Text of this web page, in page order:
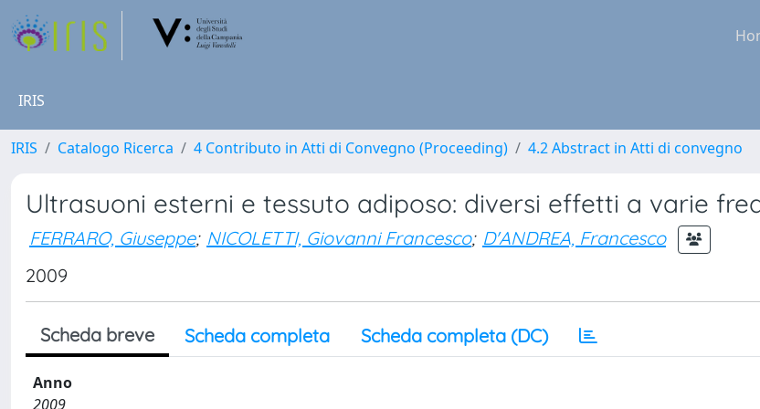
IRIS
IRIS Catalogo Ricerca 4 Contributo in Atti di Convegno (Proceeding) 4.2 Abstract in Atti di convegno
Ultrasuoni esterni e tessuto adiposo: diversi effetti a varie
FERRARO, Giuseppe; NICOLETTI, Giovanni Francesco; D'ANDREA, Francesco
2009
Scheda breve Scheda completa Scheda completa (DC)
Anno
2009